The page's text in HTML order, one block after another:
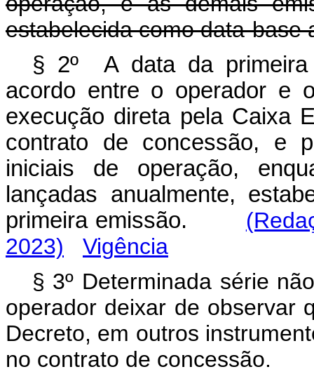
estabelecida como data-base
§ 2º A data da primeira
acordo entre o operador e
execução direta pela Caixa
contrato de concessão, e
iniciais de operação,
lançadas anualmente,
primeira emissão.
2023)
Vigência
§ 3º Determinada série
operador deixar de observar
Decreto, em outros
no contrato de concessão.